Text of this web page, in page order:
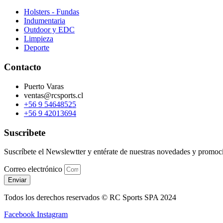
Holsters - Fundas
Indumentaria
Outdoor y EDC
Limpieza
Deporte
Contacto
Puerto Varas
ventas@rcsports.cl
+56 9 54648525
+56 9 42013694
Suscribete
Suscríbete el Newslewtter y entérate de nuestras novedades y
Correo electrónico
Enviar
Todos los derechos reservados © RC Sports SPA 2024
Facebook Instagram